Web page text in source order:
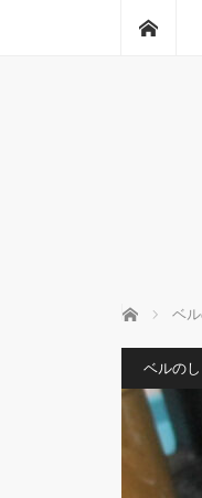
ホーム ベ
ベルの